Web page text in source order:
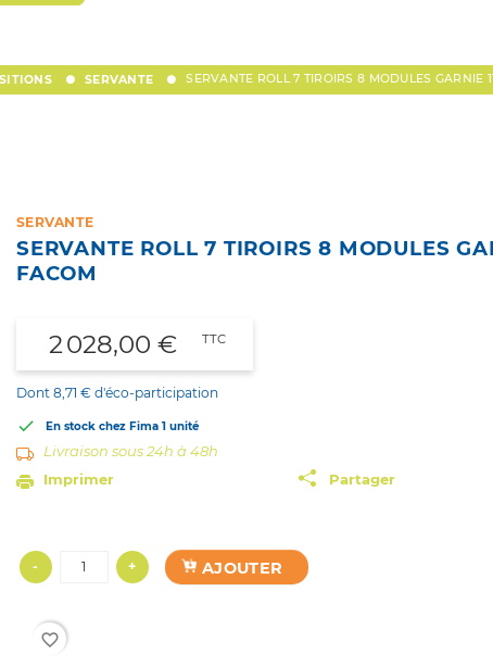
SERVANTE SERVANTE ROLL 7 TIROIRS 8 MODULES GARNIE
SERVANTE
SERVANTE ROLL 7 TIROIRS 8 MODULES
FACOM
2 028,00 € TTC
Dont 8,71 € d'éco-participation
 En stock chez Fima 1 unité
Livraison sous 24h à 48h
Imprimer
Partager
- + AJOUTER
favorite_border